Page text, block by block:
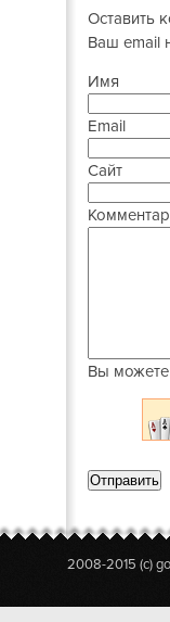
Оставить
Ваш email
Имя
Email
Сайт
Вы
2008-2015 (c)